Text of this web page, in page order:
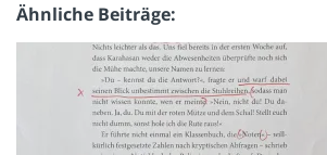
Ähnliche Beiträge